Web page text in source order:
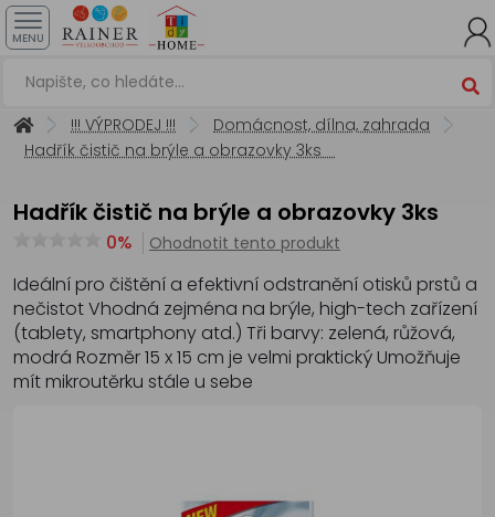
MENU
!!! VÝPRODEJ !!!
Domácnost, dílna, zahrada
Hadřík čistič na brýle a obrazovky 3ks
Hadřík čistič na brýle a obrazovky 3ks
0% Ohodnotit tento produkt
Ideální pro čištění a efektivní odstranění otisků prstů a
nečistot Vhodná zejména na brýle, high-tech zařízení
(tablety, smartphony atd.) Tři barvy: zelená, růžová,
modrá Rozměr 15 x 15 cm je velmi praktický Umožňuje
mít mikroutěrku stále u sebe